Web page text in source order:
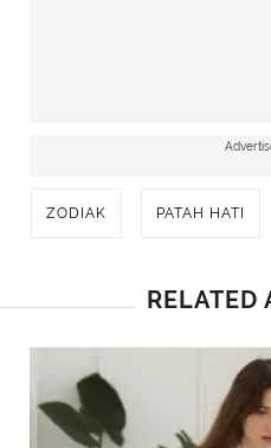
ZODIAK PATAH HATI
RELATED